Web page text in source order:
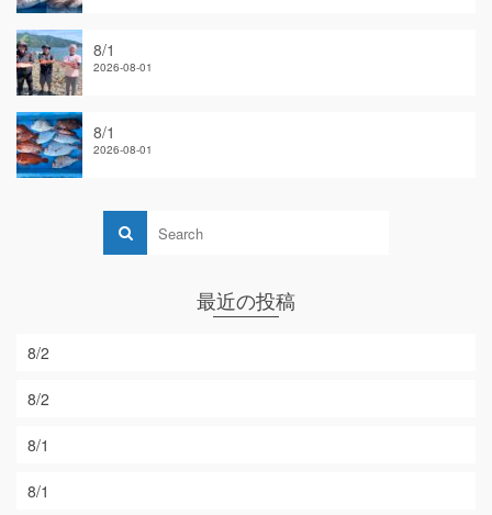
8/1
2026-08-01
8/1
2026-08-01
最近の投稿
8/2
8/2
8/1
8/1